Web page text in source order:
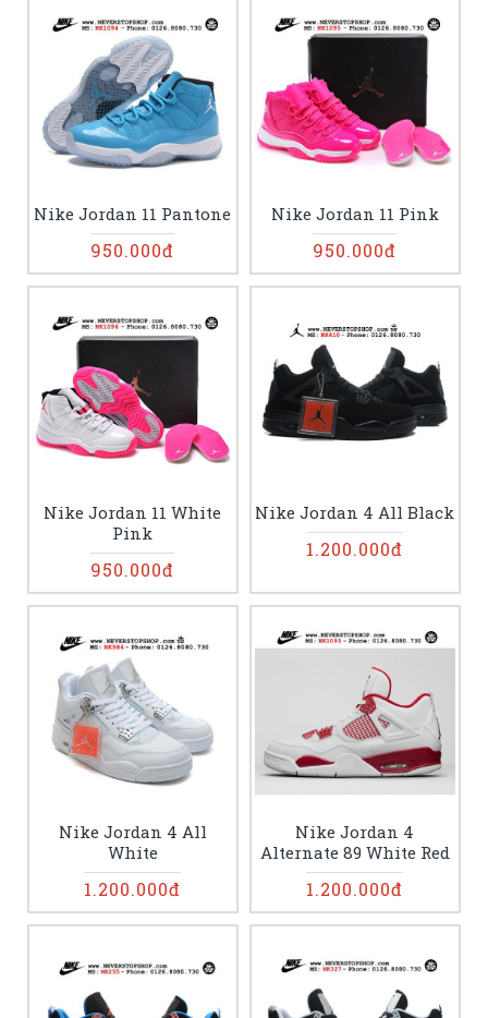
Nike Jordan 11 Pantone
950.000đ
Nike Jordan 11 Pink
950.000đ
Nike Jordan 11 White
Pink
950.000đ
Nike Jordan 4 All Black
1.200.000đ
Nike Jordan 4 All
White
1.200.000đ
Nike Jordan 4
Alternate 89 White Red
1.200.000đ